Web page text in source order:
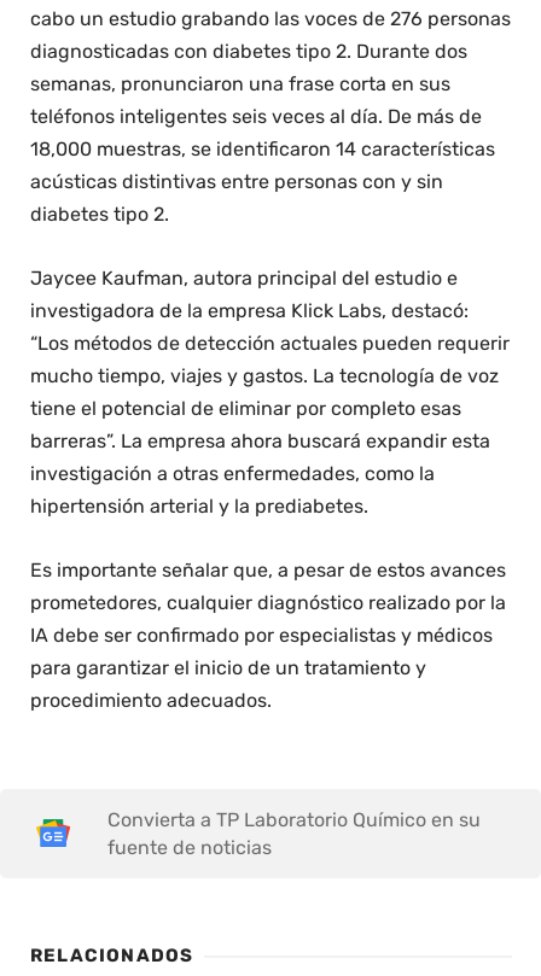
cabo un estudio grabando las voces de 276 personas
diagnosticadas con diabetes tipo 2. Durante dos
semanas, pronunciaron una frase corta en sus
teléfonos inteligentes seis veces al día. De más de
18,000 muestras, se identificaron 14 características
acústicas distintivas entre personas con y sin
diabetes tipo 2.
Jaycee Kaufman, autora principal del estudio e
investigadora de la empresa Klick Labs, destacó:
“Los métodos de detección actuales pueden requerir
mucho tiempo, viajes y gastos. La tecnología de voz
tiene el potencial de eliminar por completo esas
barreras”. La empresa ahora buscará expandir esta
investigación a otras enfermedades, como la
hipertensión arterial y la prediabetes.
Es importante señalar que, a pesar de estos avances
prometedores, cualquier diagnóstico realizado por la
IA debe ser confirmado por especialistas y médicos
para garantizar el inicio de un tratamiento y
procedimiento adecuados.
Convierta a TP Laboratorio Químico en su
fuente de noticias
RELACIONADOS